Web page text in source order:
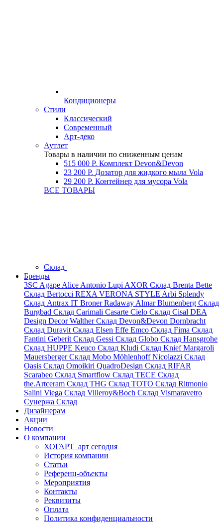
Кондиционеры
Стили
Классический
Современный
Арт-деко
Аутлет
Товары в наличии по сниженным ценам
515 000 Р. Комплект Devon&Devon
23 200 Р. Дозатор для жидкого мыла Vola
29 200 Р. Контейнер для мусора Vola
ВСЕ ТОВАРЫ
Склад
Бренды
3SC Agape Alice Antonio Lupi AXOR Склад Brenta Bette
Склад Bertocci REXA VERONA STYLE Arbi Splendy
Склад Antrax IT BronerRadaway AlmarBlumenberg Склад
Burgbad Склад Carimali Casarte Cielo Склад Cisal DEA
Design Decor WaltherСклад Devon&Devon Dornbracht
Склад Duravit Склад Elsen Effe Emco Склад Fima Склад
Fantini Geberit Склад Gessi Склад Globo Склад Hansgrohe
Склад HUPPE Keuco Склад Kludi Склад KniefMargaroli
MauersbergerСклад Mobo MöhlenhoffNicolazzi Склад
Oasis Склад Omoikiri QuadroDesign Склад RIFAR
Scarabeo Склад Smartflow Склад TECE Склад
the.Artceram Склад THG Склад TOTO Склад Ritmonio
Salini Viega Склад Villeroy&Boch Склад Vismaravetro
Сунержа Склад
Дизайнерам
Акции
Новости
О компании
ХОГАРТ_арт сегодня
История компании
Статьи
Референц-объекты
Мероприятия
Контакты
Реквизиты
Оплата
Политика конфиденциальности